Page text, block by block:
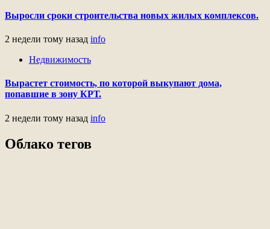
Выросли сроки строительства новых жилых комплексов.
2 недели тому назад info
Недвижимость
Вырастет стоимость, по которой выкупают дома,
попавшие в зону КРТ.
2 недели тому назад info
Облако тегов